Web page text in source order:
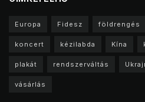
Europa Fidesz földrengés
koncert kézilabda Kína
plakát rendszerváltás
vásárlás